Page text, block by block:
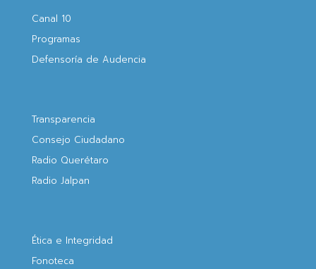
Canal 10
Programas
Defensoría de Audencia
Transparencia
Consejo Ciudadano
Radio Querétaro
Radio Jalpan
Ética e Integridad
Fonoteca